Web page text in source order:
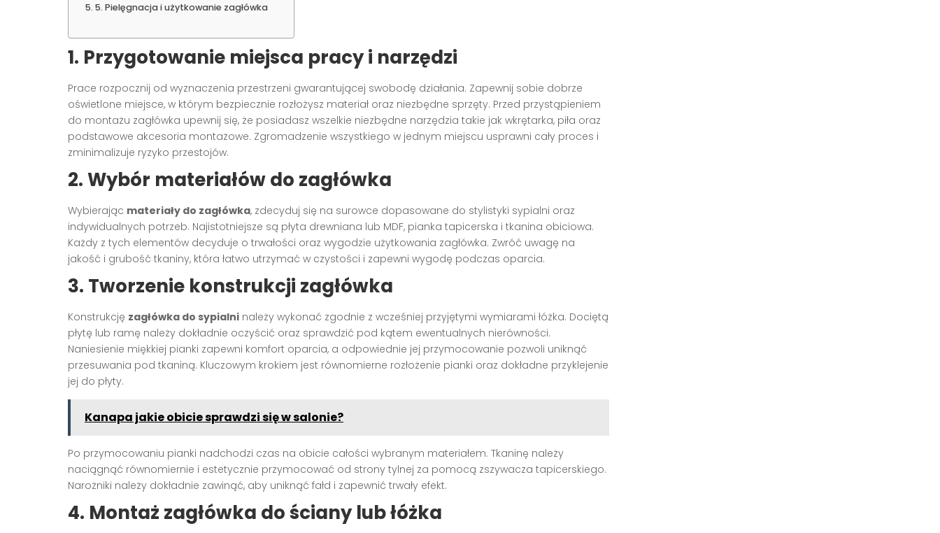
5. Pielęgnacja i użytkowanie zagłówka
1. Przygotowanie miejsca pracy i narzędzi
Prace rozpocznij od wyznaczenia przestrzeni gwarantującej swobodę działania. Zapewnij sobie dobrze
oświetlone miejsce, w którym bezpiecznie rozłożysz materiał oraz niezbędne sprzęty. Przed przystąpieniem
do montażu zagłówka upewnij się, że posiadasz wszelkie niezbędne narzędzia takie jak wkrętarka, piła oraz
podstawowe akcesoria montażowe. Zgromadzenie wszystkiego w jednym miejscu usprawni cały proces i
zminimalizuje ryzyko przestojów.
2. Wybór materiałów do zagłówka
Wybierając materiały do zagłówka, zdecyduj się na surowce dopasowane do stylistyki sypialni oraz
indywidualnych potrzeb. Najistotniejsze są płyta drewniana lub MDF, pianka tapicerska i tkanina obiciowa.
Każdy z tych elementów decyduje o trwałości oraz wygodzie użytkowania zagłówka. Zwróć uwagę na
jakość i grubość tkaniny, która łatwo utrzymać w czystości i zapewni wygodę podczas oparcia.
3. Tworzenie konstrukcji zagłówka
Konstrukcję zagłówka do sypialni należy wykonać zgodnie z wcześniej przyjętymi wymiarami łóżka. Dociętą
płytę lub ramę należy dokładnie oczyścić oraz sprawdzić pod kątem ewentualnych nierówności.
Naniesienie miękkiej pianki zapewni komfort oparcia, a odpowiednie jej przymocowanie pozwoli uniknąć
przesuwania pod tkaniną. Kluczowym krokiem jest równomierne rozłożenie pianki oraz dokładne przyklejenie
jej do płyty.
Kanapa jakie obicie sprawdzi się w salonie?
Po przymocowaniu pianki nadchodzi czas na obicie całości wybranym materiałem. Tkaninę należy
naciągnąć równomiernie i estetycznie przymocować od strony tylnej za pomocą zszywacza tapicerskiego.
Narożniki należy dokładnie zawinąć, aby uniknąć fałd i zapewnić trwały efekt.
4. Montaż zagłówka do ściany lub łóżka